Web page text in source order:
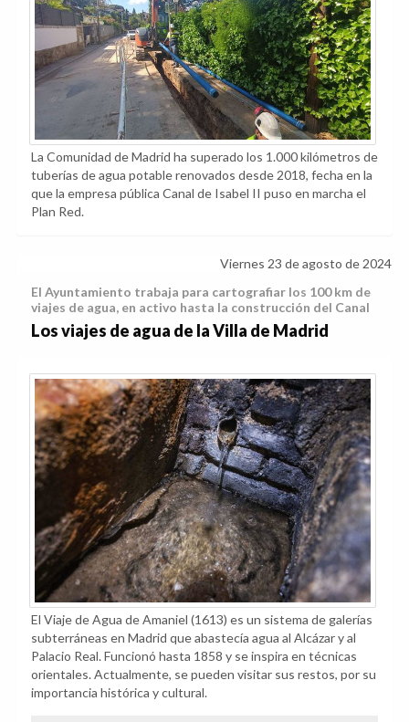
La Comunidad de Madrid ha superado los 1.000 kilómetros de
tuberías de agua potable renovados desde 2018, fecha en la
que la empresa pública Canal de Isabel II puso en marcha el
Plan Red.
Viernes 23 de agosto de 2024
El Ayuntamiento trabaja para cartografiar los 100 km de
viajes de agua, en activo hasta la construcción del Canal
Los viajes de agua de la Villa de Madrid
El Viaje de Agua de Amaniel (1613) es un sistema de galerías
subterráneas en Madrid que abastecía agua al Alcázar y al
Palacio Real. Funcionó hasta 1858 y se inspira en técnicas
orientales. Actualmente, se pueden visitar sus restos, por su
importancia histórica y cultural.